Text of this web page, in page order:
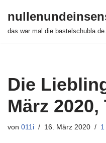
Zum
das war mal die
Die
März 2020,
von 011i 16. März 2020